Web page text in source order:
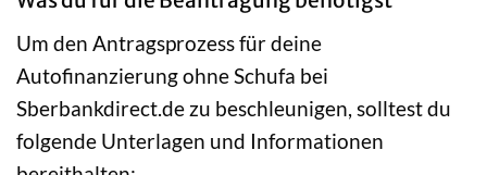
Um den Antragsprozess für deine
Autofinanzierung ohne Schufa bei
Sberbankdirect.de zu beschleunigen, solltest du
folgende Unterlagen und Informationen